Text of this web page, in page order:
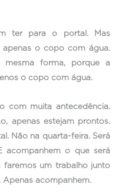
ter para o portal. Mas
apenas o copo com água.
mesma forma, porque a
o copo com água.
com muita antecedência.
apenas estejam prontos.
Não na quarta-feira. Será
acompanhem o que será
faremos um trabalho junto
acompanhem.